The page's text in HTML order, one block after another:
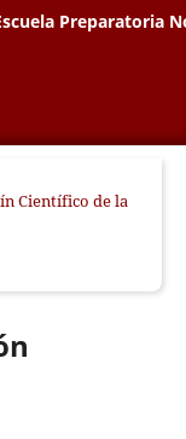
Preparatoria
Científico de la